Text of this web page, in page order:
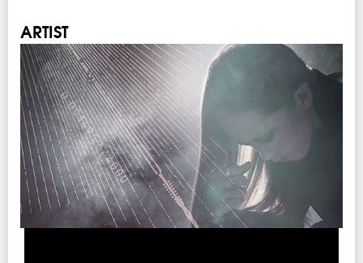
プレイガイド
イープラス：eplus.jp
チケットぴあ：0570-02-9999 Pコード：327-840
ローソンチケット：0570-084-003 Lコード：77731
※0570で始まる電話番号は、一部携帯・PHS不可
注意事項
※未就学児(6歳未満)のご入場をお断りさせていただきます。
INFO
クリエイティブマン：03-3499-6669
主催：クリエイティブマン
ARTIST